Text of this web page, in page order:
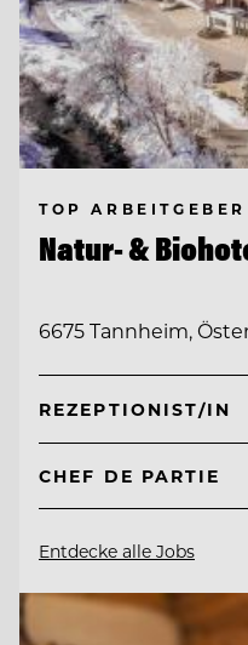
TOP ARBEITGEBER
Natur- &
6675 Tannheim,
REZEPTIONIST/IN
CHEF DE PARTIE
Entdecke alle Jobs